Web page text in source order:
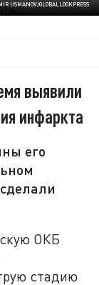
USMANOV/GLOBALLOOKPRESS
выявили
инфаркта
его
ОКБ
стадию